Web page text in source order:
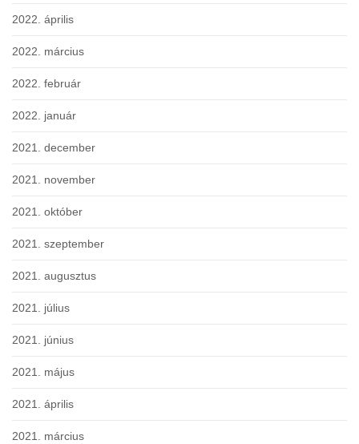
2022. április
2022. március
2022. február
2022. január
2021. december
2021. november
2021. október
2021. szeptember
2021. augusztus
2021. július
2021. június
2021. május
2021. április
2021. március